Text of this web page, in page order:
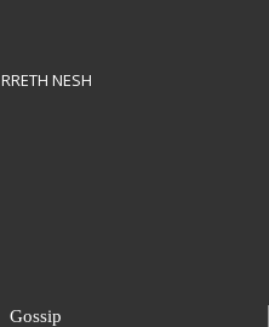
RRETH NESH
Gossip